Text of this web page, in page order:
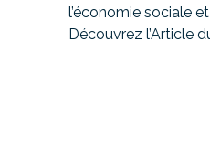
l’économie sociale
Découvrez l’Article